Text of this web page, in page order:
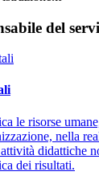
del
le risorse
nella
didattiche
dei risultati.